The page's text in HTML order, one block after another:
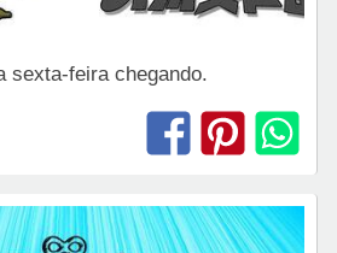
sexta-feira chegando.